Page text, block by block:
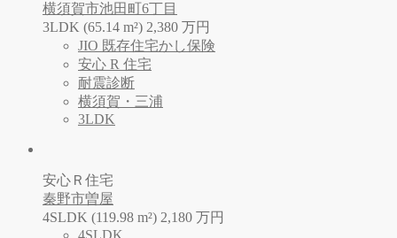
横須賀市池田町6丁目
3LDK (65.14 m²) 2,380 万円
JIO 既存住宅かし保険
安心 R 住宅
耐震診断
横須賀・三浦
3LDK
安心Ｒ住宅
秦野市曽屋
4SLDK (119.98 m²) 2,180 万円